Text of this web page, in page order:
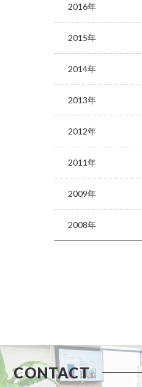
2016年
2015年
2014年
2013年
2012年
2011年
2009年
2008年
CONTACT